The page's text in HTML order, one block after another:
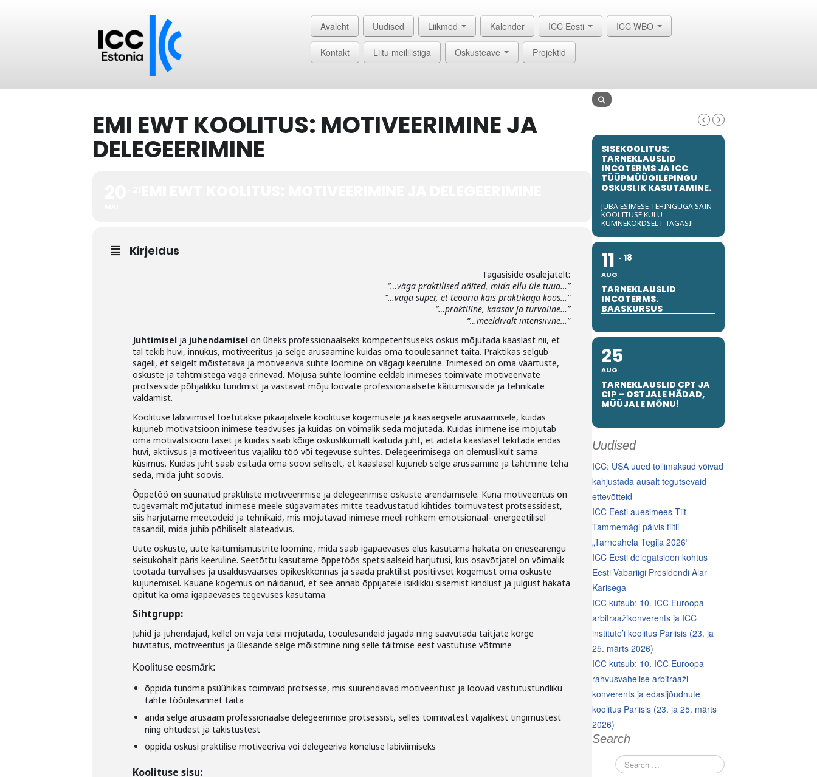
Avaleht Uudised Liikmed Kalender ICC Eesti ICC WBO
Kontakt Liitu meililistiga Oskusteave Projektid
EMI EWT KOOLITUS: MOTIVEERIMINE JA
DELEGEERIMINE
Kirjeldus
Tagasiside osalejatelt:
“…väga praktilised näited, mida ellu üle tuua…”
“…väga super, et teooria käis praktikaga koos…”
“…praktiline, kaasav ja turvaline…”
“…meeldivalt intensiivne…”
Juhtimisel ja juhendamisel on üheks professionaalseks kompetentsuseks oskus mõjutada kaaslast nii, et
tal tekib huvi, innukus, motiveeritus ja selge arusaamine kuidas oma tööülesannet täita. Praktikas selgub
sageli, et selgelt mõistetava ja motiveeriva suhte loomine on vägagi keeruline. Inimesed on oma väärtuste,
oskuste ja tahtmistega väga erinevad. Mõjusa suhte loomine eeldab inimeses toimivate motiveerivate
protsesside põhjalikku tundmist ja vastavat mõju loovate professionaalsete käitumisviiside ja tehnikate
valdamist.
Koolituse läbiviimisel toetutakse pikaajalisele koolituse kogemusele ja kaasaegsele arusaamisele, kuidas
kujuneb motivatsioon inimese teadvuses ja kuidas on võimalik seda mõjutada. Kuidas inimene ise mõjutab
oma motivatsiooni taset ja kuidas saab kõige oskuslikumalt käituda juht, et aidata kaaslasel tekitada endas
huvi, aktiivsus ja motiveeritus vajaliku töö või tegevuse suhtes. Delegeerimisega on olemuslikult sama
küsimus. Kuidas juht saab esitada oma soovi selliselt, et kaaslasel kujuneb selge arusaamine ja tahtmine teha
seda, mida juht soovis.
Õppetöö on suunatud praktiliste motiveerimise ja delegeerimise oskuste arendamisele. Kuna motiveeritus on
tugevamalt mõjutatud inimese meele sügavamates mitte teadvustatud kihtides toimuvatest protsessidest,
siis harjutame meetodeid ja tehnikaid, mis mõjutavad inimese meeli rohkem emotsionaal- energeetilisel
tasandil, mida juhib põhiliselt alateadvus.
Uute oskuste, uute käitumismustrite loomine, mida saab igapäevases elus kasutama hakata on enesearengu
seisukohalt päris keeruline. Seetõttu kasutame õppetöös spetsiaalseid harjutusi, kus osavõtjatel on võimalik
töötada turvalises ja usaldusväärses õpikeskkonnas ja saada praktilist positiivset kogemust oma oskuste
kujunemisel. Kauane kogemus on näidanud, et see annab õppijatele isiklikku sisemist kindlust ja julgust hakata
õpitut ka oma igapäevases tegevuses kasutama.
Sihtgrupp:
Juhid ja juhendajad, kellel on vaja teisi mõjutada, tööülesandeid jagada ning saavutada täitjate kõrge
huvitatus, motiveeritus ja ülesande selge mõistmine ning selle täitmise eest vastutuse võtmine
Koolituse eesmärk:
õppida tundma psüühikas toimivaid protsesse, mis suurendavad motiveeritust ja loovad vastutustundliku
tahte tööülesannet täita
anda selge arusaam professionaalse delegeerimise protsessist, selles toimivatest vajalikest tingimustest
ning ohtudest ja takistustest
õppida oskusi praktilise motiveeriva või delegeeriva kõneluse läbiviimiseks
Koolituse sisu:
SISEKOOLITUS:
TARNEKLAUSLID
INCOTERMS JA ICC
TÜÜPMÜÜGILEPINGU
OSKUSLIK KASUTAMINE.
JUBA ESIMESE TEHINGUGA SAIN
KOOLITUSE KULU
KÜMNEKORDSELT TAGASI!
11
AUG
18
TARNEKLAUSLID
INCOTERMS.
BAASKURSUS
25
AUG
TARNEKLAUSLID CPT JA
CIP – OSTJALE HÄDAD,
MÜÜJALE MÕNU!
Uudised
ICC: USA uued tollimaksud võivad
kahjustada ausalt tegutsevaid
ettevõtteid
ICC Eesti auesimees Tiit
Tammemägi pälvis tiitli
„Tarneahela Tegija 2026“
ICC Eesti delegatsioon kohtus
Eesti Vabariigi Presidendi Alar
Karisega
ICC kutsub: 10. ICC Euroopa
arbitraažikonverents ja ICC
institute’i koolitus Pariisis (23. ja
25. märts 2026)
ICC kutsub: 10. ICC Euroopa
rahvusvahelise arbitraaži
konverents ja edasijõudnute
koolitus Pariisis (23. ja 25. märts
2026)
Search